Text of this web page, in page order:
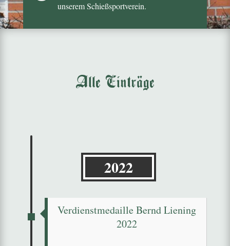
unserem Schießsportverein.
Alle Einträge
2022
Verdienstmedaille Bernd Liening
2022